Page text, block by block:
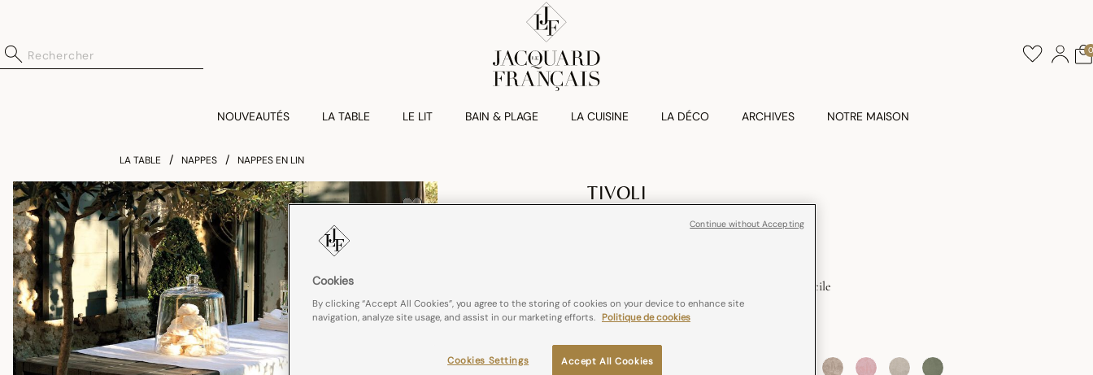
0
NOUVEAUTÉS LA TABLE LE LIT BAIN & PLAGE LA CUISINE LA DÉCO ARCHIVES NOTRE MAISON
LA TABLE NAPPES NAPPES EN LIN
TIVOLI
Nappe Tivoli Lin
Repassage Facile
Cookies
By clicking “Accept All Cookies”, you agree to the storing of cookies on your device to enhance site
navigation, analyze site usage, and assist in our marketing efforts. Politique de cookies
Accept All Cookies
Cookies Settings
Continue without Accepting